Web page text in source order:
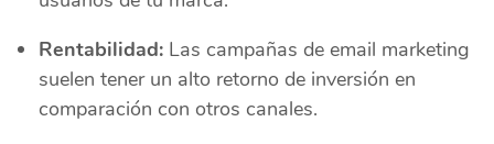
Rentabilidad: Las campañas de email marketing
suelen tener un alto retorno de inversión en
comparación con otros canales.